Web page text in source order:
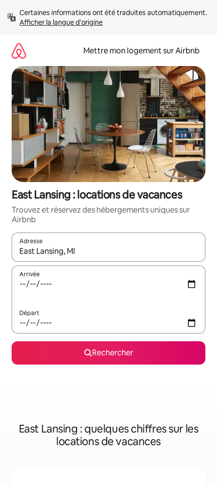
directement
Afficher la langue d'origine
Mettre mon logement sur Airbnb
East Lansing : locations de vacances
Trouvez et réservez des hébergements uniques sur
Airbnb
Adresse
Lorsque les résultats s'affichent, utilisez les flèches vers le
Arrivée
Départ
Rechercher
East Lansing : quelques chiffres sur les
locations de vacances